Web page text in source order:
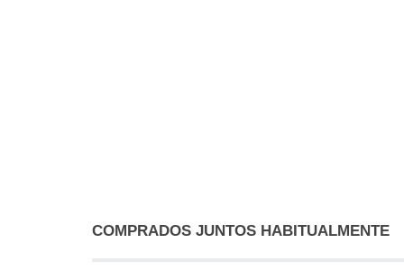
COMPRADOS JUNTOS HABITUALMENTE